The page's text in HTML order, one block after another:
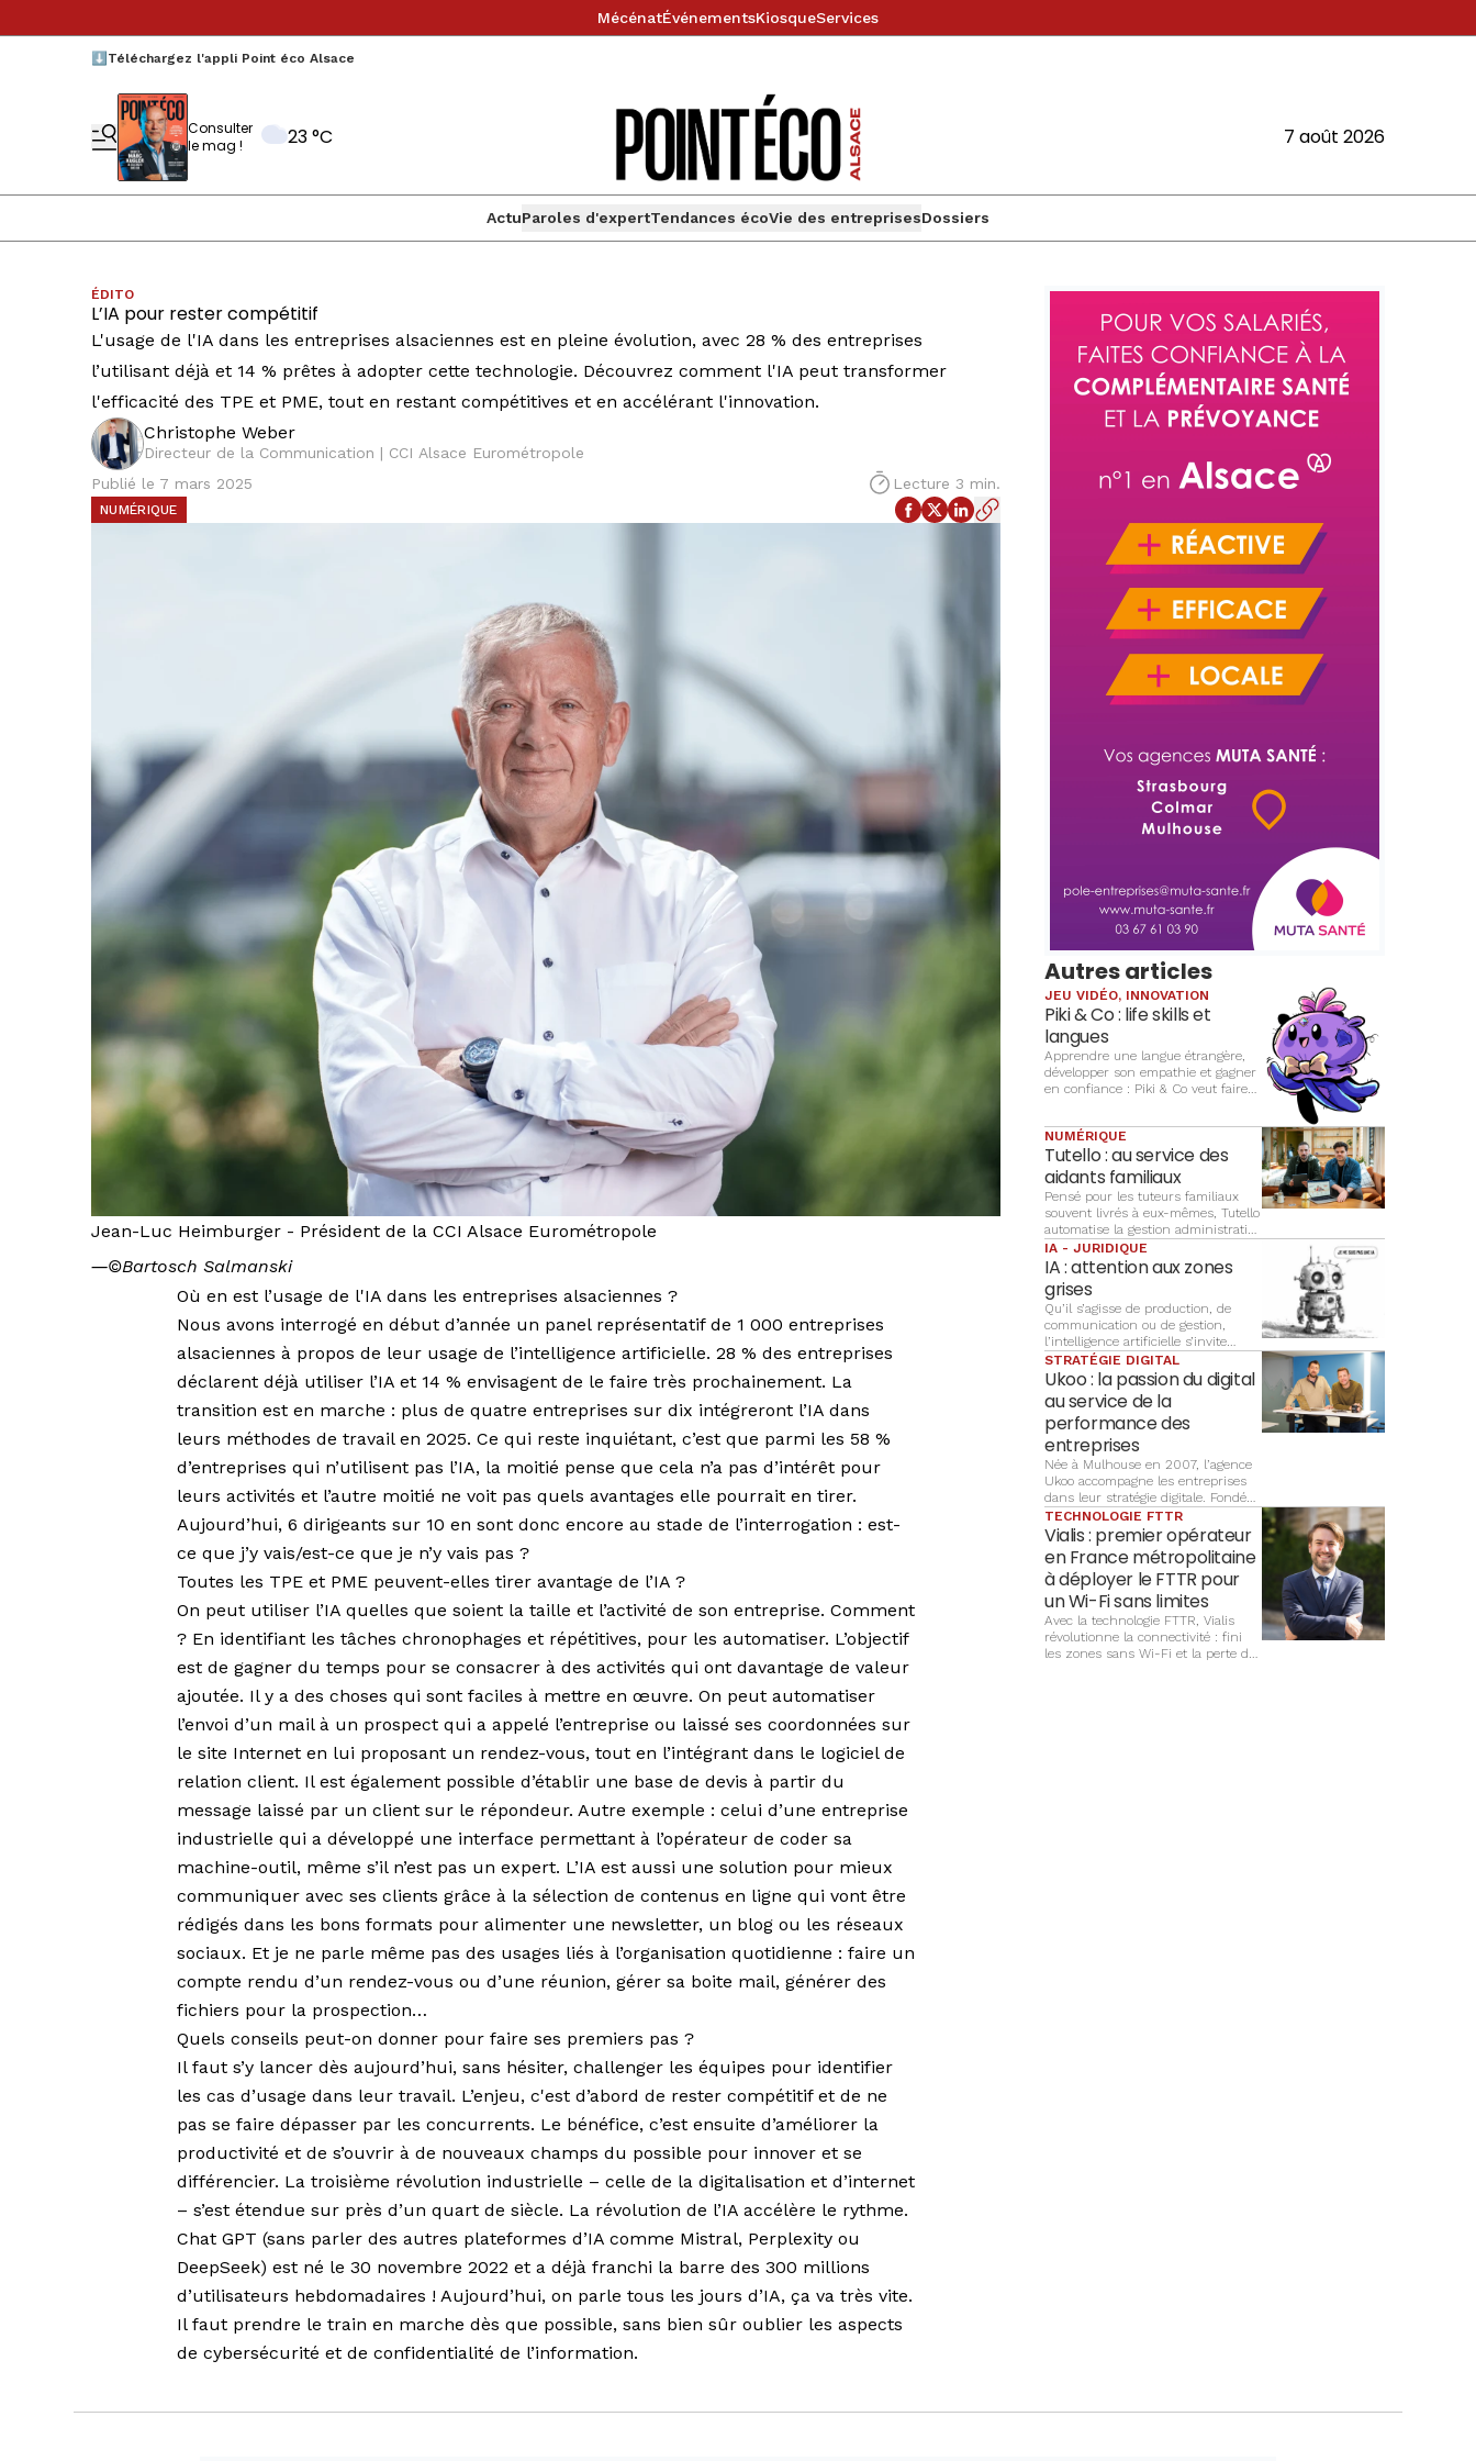
MécénatÉvénementsKiosqueServices
⬇️Téléchargez l'appli Point éco Alsace
Consulter
le mag !
23 °C 7 août 2026
ActuParoles d'expertTendances écoVie des entreprisesDossiers
ÉDITO
L’IA pour rester compétitif
L'usage de l'IA dans les entreprises alsaciennes est en pleine évolution, avec 28 % des entreprises
l’utilisant déjà et 14 % prêtes à adopter cette technologie. Découvrez comment l'IA peut transformer
l'efficacité des TPE et PME, tout en restant compétitives et en accélérant l'innovation.
Christophe Weber
Directeur de la Communication | CCI Alsace Eurométropole
Publié le 7 mars 2025
Lecture 3 min.
NUMÉRIQUE
Jean-Luc Heimburger - Président de la CCI Alsace Eurométropole
―©Bartosch Salmanski
Où en est l’usage de l'IA dans les entreprises alsaciennes ?
Nous avons interrogé en début d’année un panel représentatif de 1 000 entreprises
alsaciennes à propos de leur usage de l’intelligence artificielle. 28 % des entreprises
déclarent déjà utiliser l’IA et 14 % envisagent de le faire très prochainement. La
transition est en marche : plus de quatre entreprises sur dix intégreront l’IA dans
leurs méthodes de travail en 2025. Ce qui reste inquiétant, c’est que parmi les 58 %
d’entreprises qui n’utilisent pas l’IA, la moitié pense que cela n’a pas d’intérêt pour
leurs activités et l’autre moitié ne voit pas quels avantages elle pourrait en tirer.
Aujourd’hui, 6 dirigeants sur 10 en sont donc encore au stade de l’interrogation : est-
ce que j’y vais/est-ce que je n’y vais pas ?
Toutes les TPE et PME peuvent-elles tirer avantage de l’IA ?
On peut utiliser l’IA quelles que soient la taille et l’activité de son entreprise. Comment
? En identifiant les tâches chronophages et répétitives, pour les automatiser. L’objectif
est de gagner du temps pour se consacrer à des activités qui ont davantage de valeur
ajoutée. Il y a des choses qui sont faciles à mettre en œuvre. On peut automatiser
l’envoi d’un mail à un prospect qui a appelé l’entreprise ou laissé ses coordonnées sur
le site Internet en lui proposant un rendez-vous, tout en l’intégrant dans le logiciel de
relation client. Il est également possible d’établir une base de devis à partir du
message laissé par un client sur le répondeur. Autre exemple : celui d’une entreprise
industrielle qui a développé une interface permettant à l’opérateur de coder sa
machine-outil, même s’il n’est pas un expert. L’IA est aussi une solution pour mieux
communiquer avec ses clients grâce à la sélection de contenus en ligne qui vont être
rédigés dans les bons formats pour alimenter une newsletter, un blog ou les réseaux
sociaux. Et je ne parle même pas des usages liés à l’organisation quotidienne : faire un
compte rendu d’un rendez-vous ou d’une réunion, gérer sa boite mail, générer des
fichiers pour la prospection…
Quels conseils peut-on donner pour faire ses premiers pas ?
Il faut s’y lancer dès aujourd’hui, sans hésiter, challenger les équipes pour identifier
les cas d’usage dans leur travail. L’enjeu, c'est d’abord de rester compétitif et de ne
pas se faire dépasser par les concurrents. Le bénéfice, c’est ensuite d’améliorer la
productivité et de s’ouvrir à de nouveaux champs du possible pour innover et se
différencier. La troisième révolution industrielle – celle de la digitalisation et d’internet
– s’est étendue sur près d’un quart de siècle. La révolution de l’IA accélère le rythme.
Chat GPT (sans parler des autres plateformes d’IA comme Mistral, Perplexity ou
DeepSeek) est né le 30 novembre 2022 et a déjà franchi la barre des 300 millions
d’utilisateurs hebdomadaires ! Aujourd’hui, on parle tous les jours d’IA, ça va très vite.
Il faut prendre le train en marche dès que possible, sans bien sûr oublier les aspects
de cybersécurité et de confidentialité de l’information.
Autres articles
JEU VIDÉO, INNOVATION
Piki & Co : life skills et
langues
Apprendre une langue étrangère,
développer son empathie et gagner
en confiance : Piki & Co veut faire
enfants
NUMÉRIQUE
Tutello : au service des
aidants familiaux
Pensé pour les tuteurs familiaux
souvent livrés à eux-mêmes, Tutello
automatise la gestion administrative
des majeurs protégés. Un logiciel
alsacien qui transforme une
obligation comptable lourde en un
outil simple et sécurisé.
IA - JURIDIQUE
IA : attention aux zones
grises
Qu’il s’agisse de production, de
communication ou de gestion,
l’intelligence artificielle s’invite
progressivement dans tous les
processus de l’entreprise, pour
générer des contenus, pour
automatiser des réponses clients ou
pour analyser des données. Pour
autant, le recours à cet outil ne doit
pas affaiblir votre sécurité juridique.
STRATÉGIE DIGITAL
Ukoo : la passion du digital
au service de la
performance des
entreprises
Née à Mulhouse en 2007, l’agence
Ukoo accompagne les entreprises
dans leur stratégie digitale. Fondée
par Frédéric Vogel, rejoint en 2008
par Philippe Metzger, elle développe
aujourd’hui un savoir-faire reconnu
dans le e-commerce, le
webmarketing et la création de
sites.
TECHNOLOGIE FTTR
Vialis : premier opérateur
en France métropolitaine
à déployer le FTTR pour
un Wi-Fi sans limites
Avec la technologie FTTR, Vialis
révolutionne la connectivité : fini
les zones sans Wi-Fi et la perte de